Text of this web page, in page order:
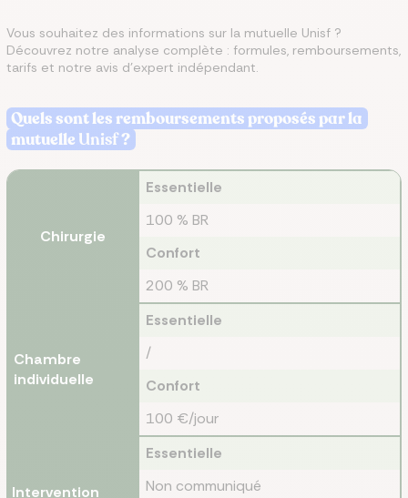
Vous souhaitez des informations sur la mutuelle Unisf ?
Découvrez notre analyse complète : formules, remboursements,
tarifs et notre avis d'expert indépendant.
Quels sont les remboursements proposés par la
mutuelle Unisf?
Chirurgie
Essentielle
100 % BR
Confort
200 % BR
Chambre
individuelle
Essentielle
/
Confort
100 €/jour
Intervention
Essentielle
Non communiqué